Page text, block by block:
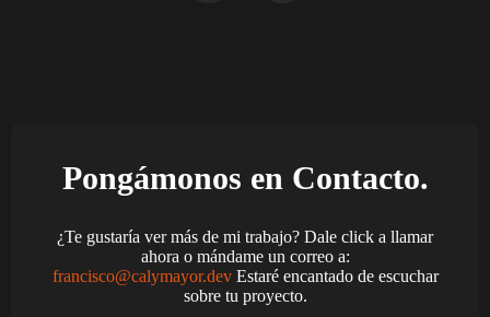
Pongámonos en Contacto.
¿Te gustaría ver más de mi trabajo? Dale click a llamar
ahora o mándame un correo a:
francisco@calymayor.devEstaré encantado de escuchar
sobre tu proyecto.